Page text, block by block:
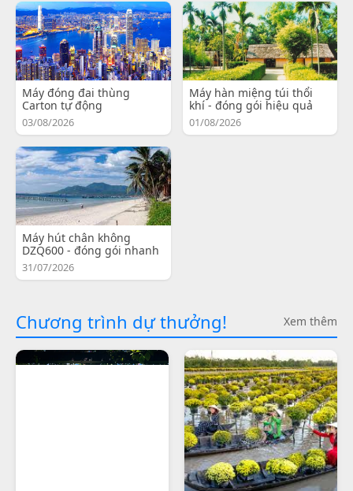
Máy đóng đai thùng
Carton tự động
03/08/2026
Máy hàn miệng túi thổi
khí - đóng gói hiệu quả
01/08/2026
Máy hút chân không
DZQ600 - đóng gói nhanh
31/07/2026
Chương trình dự thưởng! Xem thêm